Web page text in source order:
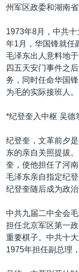
州军区政委和湖南省
1973年8月，中共
年1月，华国锋就任
毛泽东出人意料地
四五天安门事件之
务，同时任命华国
为毛的实际接班人。
*纪登奎入中枢 吴德
纪登奎，文革前夕
东的亲自关照提拔
奎，使他担任了河
毛泽东亲自指定纪登
纪登奎随后成为政治
中共九届二中全会
担任北京军区第一
重要棋子。中共十
1975年担任副总理